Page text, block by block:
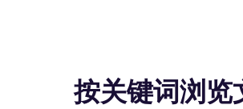
按关键词浏览